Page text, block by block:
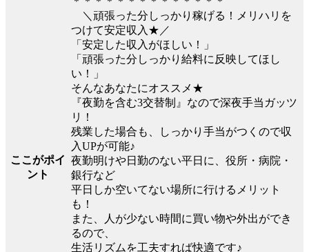
ここがポイ
ント
＼頑張った分しっかり稼げる！メリハリを
つけて安定収入★／
「安定した収入がほしい！」
「頑張った分しっかり給料に反映してほし
い！」
そんなあなたにオススメ★
『夜勤を含む3交替制』なので深夜手当ガッツ
リ！
残業した場合も、しっかり手当がつくので収
入UPが可能♪
夜勤明けや日勤のない平日に、役所・病院・
銀行など
平日しか空いてない場所に行けるメリット
も！
また、人が少ない時間に買い物や外出ができ
るので、
生活リズムを工夫すれば快適です♪